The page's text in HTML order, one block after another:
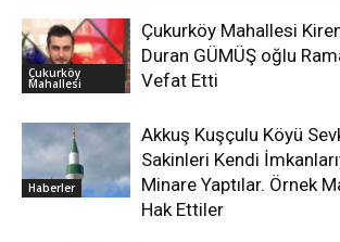
Çukurköy
Mahallesi
Çukurköy Mahallesi
Duran GÜMÜŞ oğlu
Vefat Etti
Haberler
Akkuş Kuşçulu Köyü
Sakinleri Kendi
Minare Yaptılar. Örnek
Hak Ettiler